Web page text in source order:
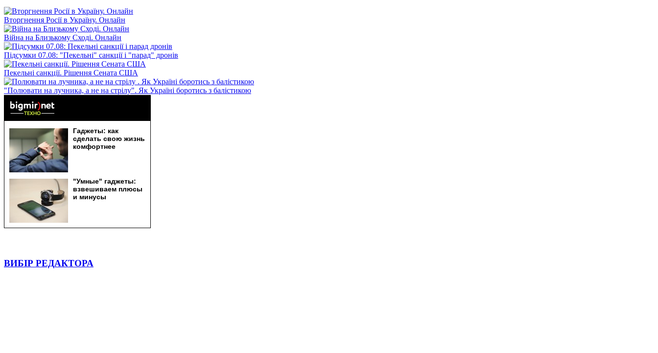
Вторгнення Росії в Україну. Онлайн
Війна на Близькому Сході. Онлайн
Підсумки 07.08: "Пекельні" санкції і "парад" дронів
Пекельні санкції. Рішення Сената США
"Полювати на лучника, а не на стрілу". Як Україні боротись з балістикою
ВИБІР РЕДАКТОРА